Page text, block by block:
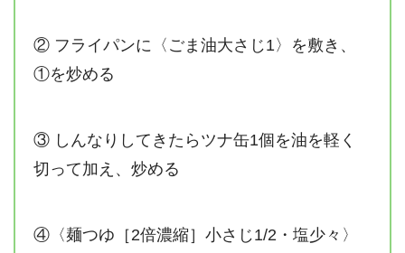
② フライパンに〈ごま油大さじ1〉を敷き、
①を炒める
③ しんなりしてきたらツナ缶1個を油を軽く
切って加え、炒める
④〈麺つゆ［2倍濃縮］小さじ1/2・塩少々〉